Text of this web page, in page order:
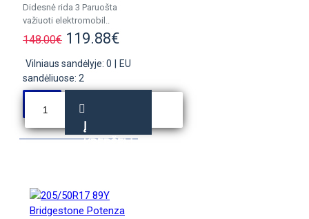
Didesnė rida 3 Paruošta
važiuoti elektromobil..
148.00€ 119.88€
Vilniaus sandėlyje: 0
EU
sandėliuose: 2
Į
KREPŠELĮ